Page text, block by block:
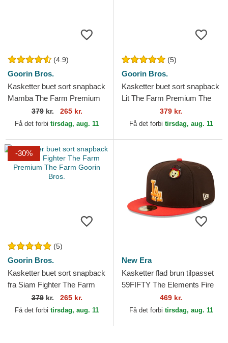
(4.9)
Goorin Bros.
Kasketter buet sort snapback
Mamba The Farm Premium
The Farm Goorin Bros.
379kr. 265 kr.
Få det forbi tirsdag, aug. 11
(5)
Goorin Bros.
Kasketter buet sort snapback
Lit The Farm Premium The
Farm Goorin Bros.
379 kr.
Få det forbi tirsdag, aug. 11
-30%
(5)
Goorin Bros.
Kasketter buet sort snapback
fra Siam Fighter The Farm
Premium The Farm Goorin
Bros.
379kr. 265 kr.
Få det forbi tirsdag, aug. 11
New Era
Kasketter flad brun tilpasset
59FIFTY The Elements Fire
Pin fra Los Angeles Dodgers
MLB af New Era
469 kr.
Få det forbi tirsdag, aug. 11